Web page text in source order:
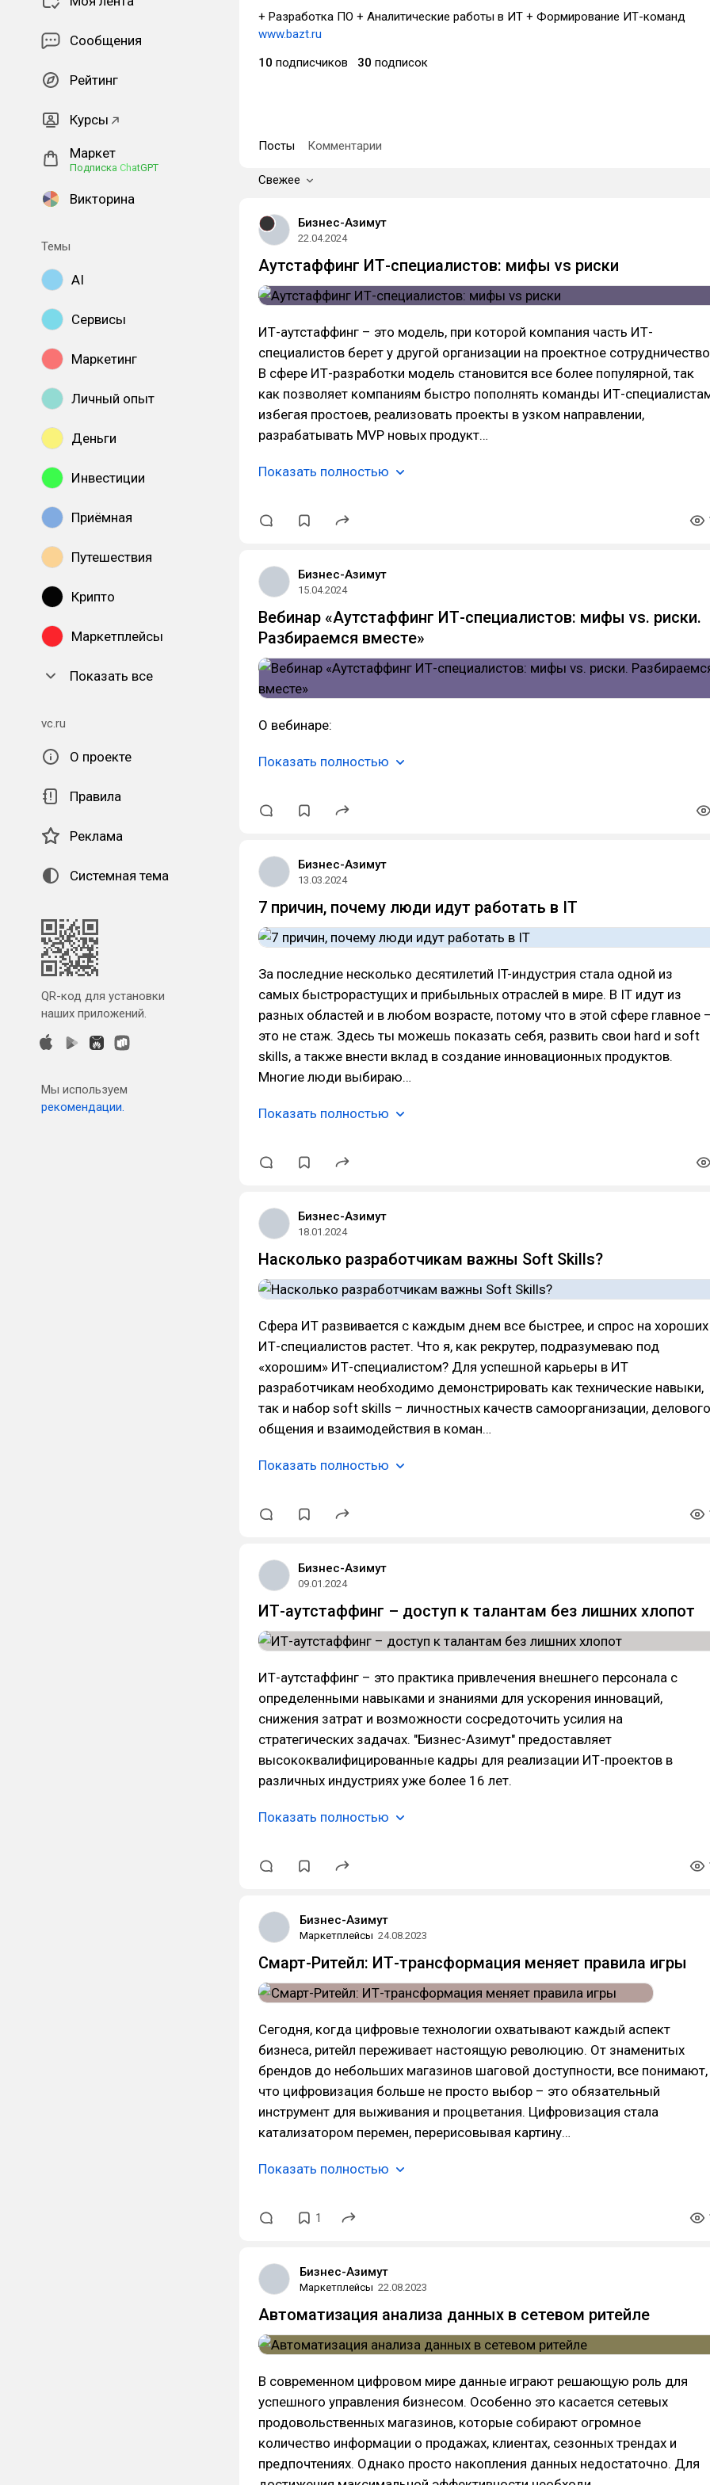
Сообщения
Рейтинг
Курсы
Маркет
Подписка ChatGPT
Викторина
Темы
AI
Сервисы
Маркетинг
Личный опыт
Деньги
Инвестиции
Приёмная
Путешествия
Крипто
Маркетплейсы
Показать все
vc.ru
О проекте
Правила
Реклама
Системная тема
QR-код для установки
наших приложений.
Мы используем
рекомендации.
+ Разработка ПО + Аналитические работы в ИТ + Формирование ИТ-команд
www.bazt.ru
10 подписчиков 30 подписок
Посты Комментарии
Свежее
Бизнес-Азимут
22.04.2024
Аутстаффинг ИТ-специалистов: мифы vs риски
ИТ-аутстаффинг – это модель, при которой компания часть ИТ-
специалистов берет у другой организации на проектное
В сфере ИТ-разработки модель становится все более популярной, так
как позволяет компаниям быстро пополнять команды ИТ-
избегая простоев, реализовать проекты в узком направлении,
разрабатывать MVP новых продукт…
Показать полностью
Бизнес-Азимут
15.04.2024
Вебинар «Аутстаффинг ИТ-специалистов: мифы vs. риски.
Разбираемся вместе»
О вебинаре:
Показать полностью
Бизнес-Азимут
13.03.2024
7 причин, почему люди идут работать в IT
За последние несколько десятилетий IT-индустрия стала одной из
самых быстрорастущих и прибыльных отраслей в мире. В IT идут из
разных областей и в любом возрасте, потому что в этой сфере главное
это не стаж. Здесь ты можешь показать себя, развить свои hard и soft
skills, а также внести вклад в создание инновационных продуктов.
Многие люди выбираю…
Показать полностью
Бизнес-Азимут
18.01.2024
Насколько разработчикам важны Soft Skills?
Сфера ИТ развивается с каждым днем все быстрее, и спрос на хороших
ИТ-специалистов растет. Что я, как рекрутер, подразумеваю под
«хорошим» ИТ-специалистом? Для успешной карьеры в ИТ
разработчикам необходимо демонстрировать как технические навыки,
так и набор soft skills – личностных качеств самоорганизации, делового
общения и взаимодействия в коман…
Показать полностью
Бизнес-Азимут
09.01.2024
ИТ-аутстаффинг – доступ к талантам без лишних хлопот
ИТ-аутстаффинг – это практика привлечения внешнего персонала с
определенными навыками и знаниями для ускорения инноваций,
снижения затрат и возможности сосредоточить усилия на
стратегических задачах. "Бизнес-Азимут" предоставляет
высококвалифицированные кадры для реализации ИТ-проектов в
различных индустриях уже более 16 лет.
Показать полностью
Бизнес-Азимут
Маркетплейсы 24.08.2023
Смарт-Ритейл: ИТ-трансформация меняет правила игры
Сегодня, когда цифровые технологии охватывают каждый аспект
бизнеса, ритейл переживает настоящую революцию. От знаменитых
брендов до небольших магазинов шаговой доступности, все понимают,
что цифровизация больше не просто выбор – это обязательный
инструмент для выживания и процветания. Цифровизация стала
катализатором перемен, перерисовывая картину…
Показать полностью
1
Бизнес-Азимут
Маркетплейсы 22.08.2023
Автоматизация анализа данных в сетевом ритейле
В современном цифровом мире данные играют решающую роль для
успешного управления бизнесом. Особенно это касается сетевых
продовольственных магазинов, которые собирают огромное
количество информации о продажах, клиентах, сезонных трендах и
предпочтениях. Однако просто накопления данных недостаточно. Для